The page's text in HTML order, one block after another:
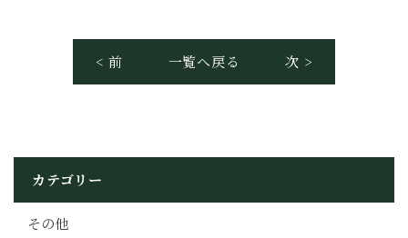
< 前 一覧へ戻る 次 >
カテゴリー
その他